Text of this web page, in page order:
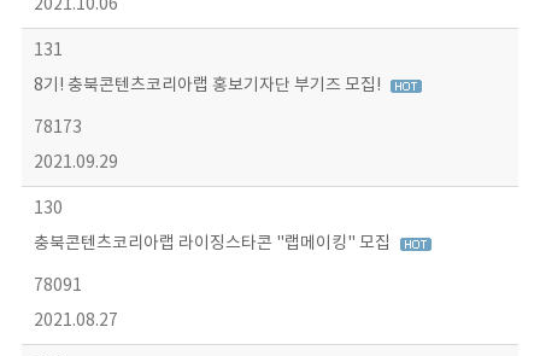
2021.10.06
131
8기! 충북콘텐츠코리아랩 홍보기자단 부기즈 모집!
78173
2021.09.29
130
충북콘텐츠코리아랩 라이징스타콘 "랩메이킹" 모집
78091
2021.08.27